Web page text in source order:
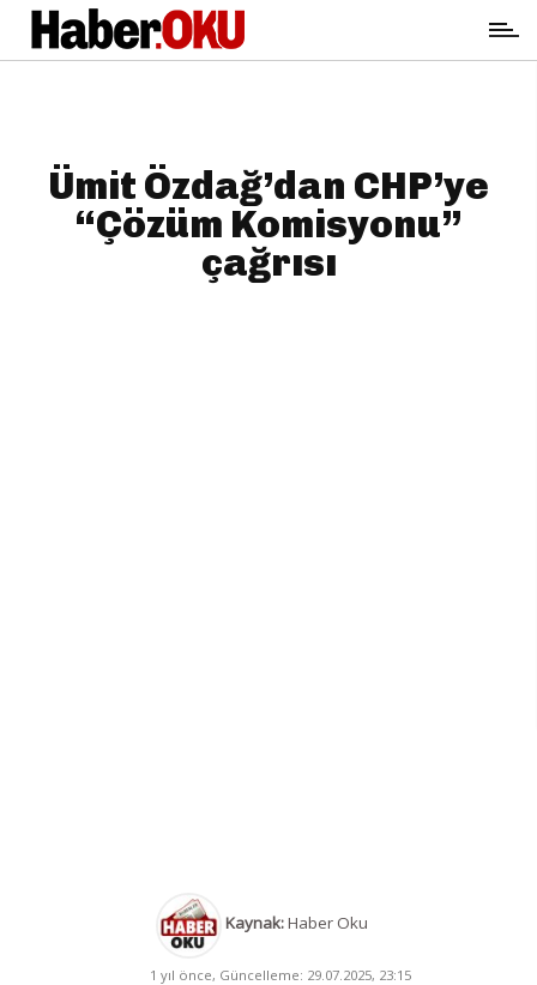
Ümit Özdağ’dan CHP’ye
“Çözüm Komisyonu”
çağrısı
Kaynak:Haber Oku
1 yıl önce, Güncelleme: 29.07.2025, 23:15